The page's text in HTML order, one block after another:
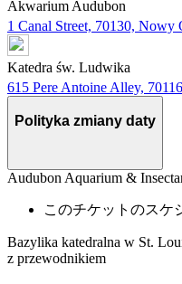
Akwarium Audubon
1 Canal Street, 70130, Nowy
Katedra św. Ludwika
615 Pere Antoine Alley,
Polityka zmiany daty
Audubon Aquarium &
このチケットのスケ
Bazylika katedralna w St.
z przewodnikiem